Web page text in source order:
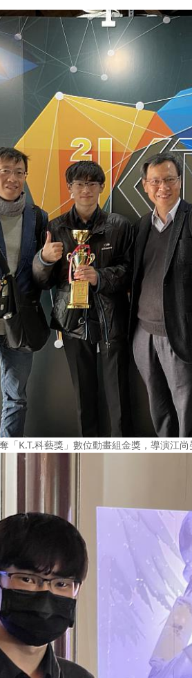
「K.T.科藝獎」數位動畫組金獎，導演江